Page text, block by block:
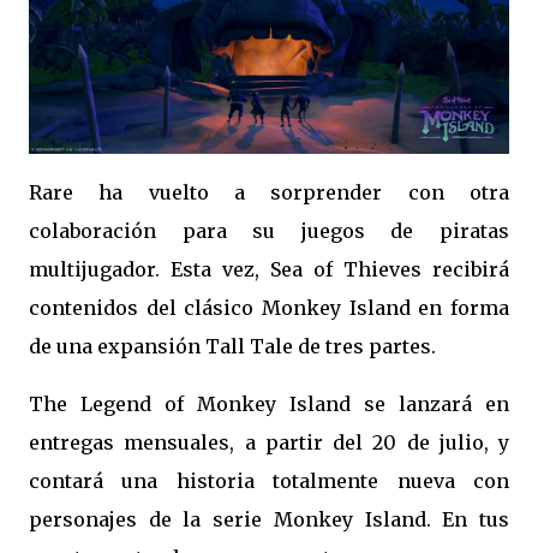
Rare ha vuelto a sorprender con otra
colaboración para su juegos de piratas
multijugador. Esta vez, Sea of Thieves recibirá
contenidos del clásico Monkey Island en forma
de una expansión Tall Tale de tres partes.
The Legend of Monkey Island se lanzará en
entregas mensuales, a partir del 20 de julio, y
contará una historia totalmente nueva con
personajes de la serie Monkey Island. En tus